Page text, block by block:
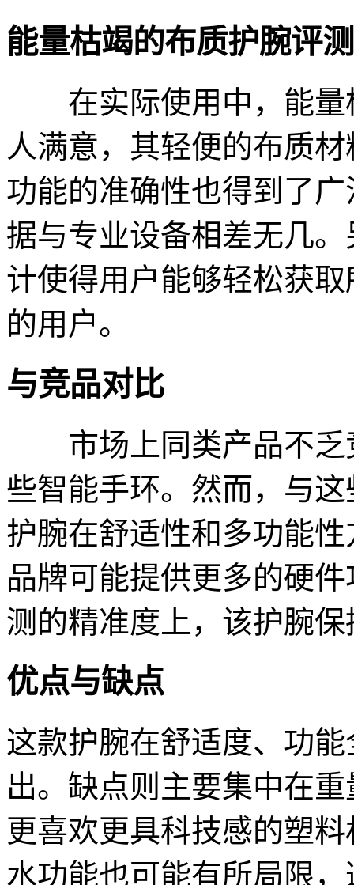
能量枯竭的布质护腕评测
在实际使用中，能量
人满意，其轻便的布质
功能的准确性也得到了
据与专业设备相差无几
计使得用户能够轻松获
的用户。
与竞品对比
市场上同类产品不乏
些智能手环。然而，与
护腕在舒适性和多功能
品牌可能提供更多的硬
测的精准度上，该护腕
优点与缺点
这款护腕在舒适度、功
出。缺点则主要集中在
更喜欢更具科技感的塑
水功能也可能有所局限